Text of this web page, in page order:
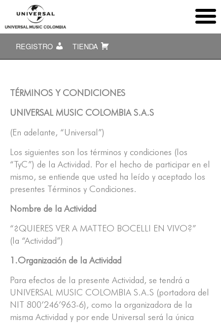
REGISTRO TIENDA
TÉRMINOS Y CONDICIONES
UNIVERSAL MUSIC COLOMBIA S.A.S
(En adelante, “Universal”)
Los siguientes son los términos y condiciones (los
“TyC”) de la Actividad. Por el hecho de participar en el
mismo, se entiende que usted ha leído y aceptado los
presentes Términos y Condiciones.
Nombre de la Actividad
“¿QUIERES VER A MATTEO BOCELLI EN VIVO?”
(la “Actividad”)
1.Organización de la Actividad
Para efectos de la presente Actividad, se tendrá a
UNIVERSAL MUSIC COLOMBIA S.A.S (portadora del
NIT 800’246’963-6), como la organizadora de la
misma Actividad y por ende Universal será la única